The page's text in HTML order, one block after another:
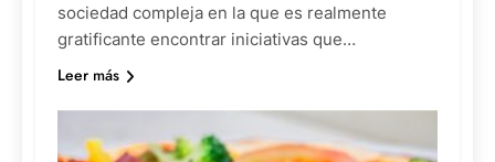
sociedad compleja en la que es realmente
gratificante encontrar iniciativas que…
Leer más